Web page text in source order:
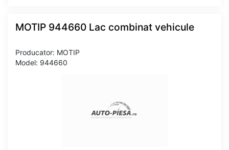
MOTIP 944660 Lac combinat vehicule
Producator: MOTIP
Model: 944660